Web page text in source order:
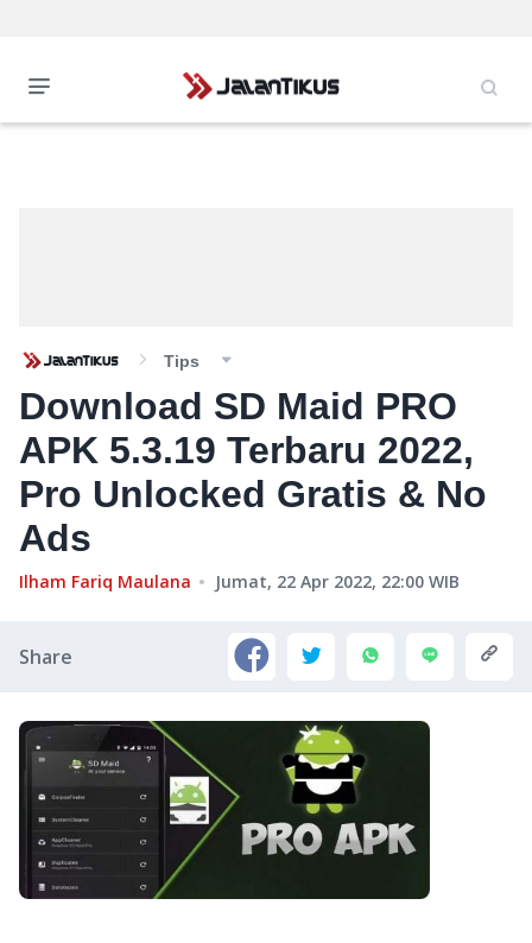
Tips
Download SD Maid PRO
APK 5.3.19 Terbaru 2022,
Pro Unlocked Gratis & No
Ads
Ilham Fariq Maulana Jumat, 22 Apr 2022, 22:00 WIB
Share